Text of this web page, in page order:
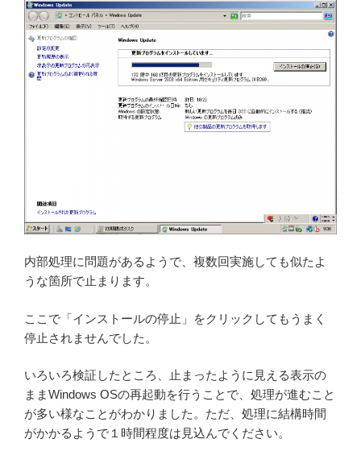
内部処理に問題があるようで、複数回実施しても似たよ
うな箇所で止まります。
ここで「インストールの停止」をクリックしてもうまく
停止されませんでした。
いろいろ検証したところ、止まったように見える表示の
ままWindows OSの再起動を行うことで、処理が進むこと
が多い様なことがわかりました。ただ、処理に結構時間
がかかるようで１時間程度は見込んでください。